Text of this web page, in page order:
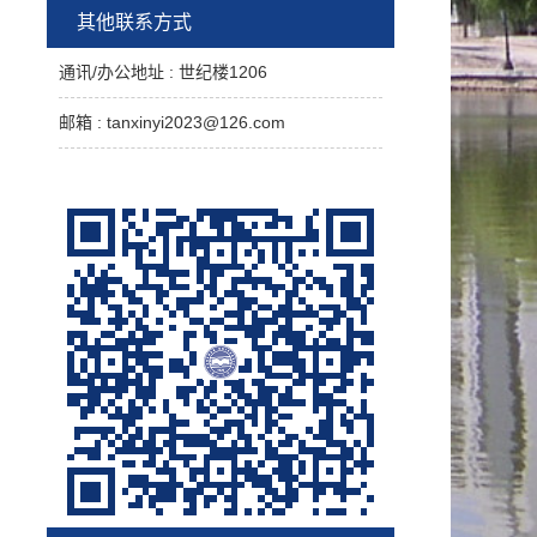
刊审稿人。热烈欢迎对电催化、新型二次电
生报考攻读硕士学位，同时欢迎本科生联系
我做毕业设计和大创实验。
其他联系方式
通讯/办公地址 : 世纪楼1206
邮箱 : tanxinyi2023@126.com